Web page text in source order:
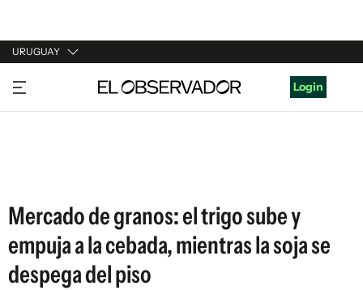
URUGUAY
URUGUAY
ARGENTINA
Login
Mercado de granos: el trigo sube y
empuja a la cebada, mientras la soja se
despega del piso